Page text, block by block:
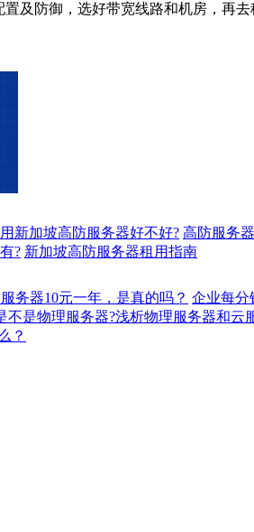
及防御，选好带宽线路和机房，再
新加坡高防服务器好不好? 高防服务
? 新加坡高防服务器租用指南
务器10元一年，是真的吗？ 企业每分
不是物理服务器?浅析物理服务器和云
？